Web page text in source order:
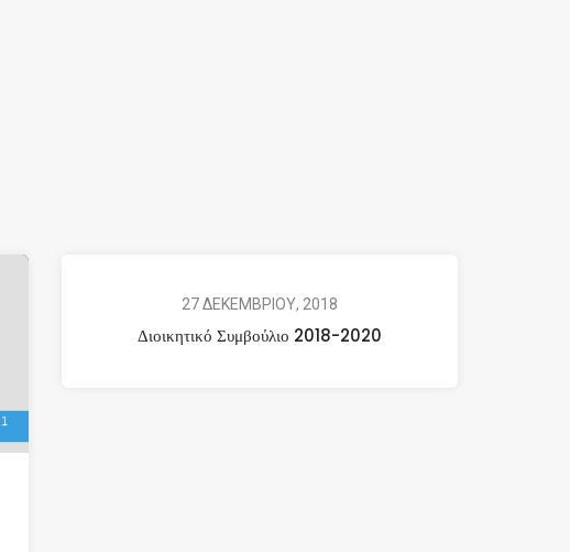
27 ΔΕΚΕΜΒΡΙΟΥ, 2018
Διοικητικό Συμβούλιο 2018-2020